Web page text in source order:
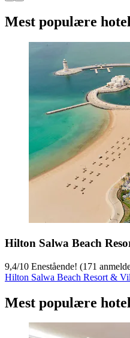
Mest populære
Hilton Salwa Beach
9,4/10 Enestående! (171
Hilton Salwa Beach Resort &
Mest populære